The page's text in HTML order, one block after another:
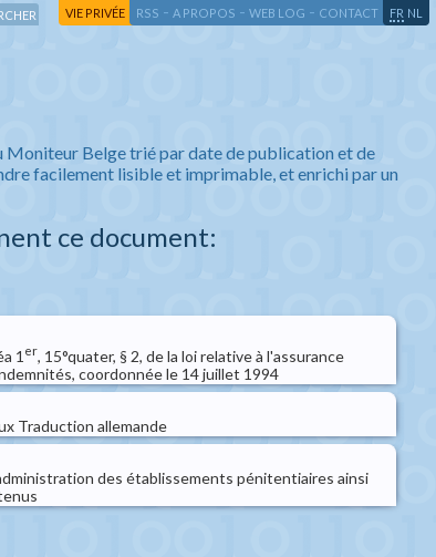
VIE PRIVÉE RSS - A PROPOS - WEB LOG - CONTACT FR NL
Moniteur Belge trié par date de publication et de
facilement lisible et imprimable, et enrichi par un
ce document:
1 er, 15°quater, § 2, de la loi relative à l'assurance
coordonnée le 14 juillet 1994
Traduction allemande
des établissements pénitentiaires ainsi